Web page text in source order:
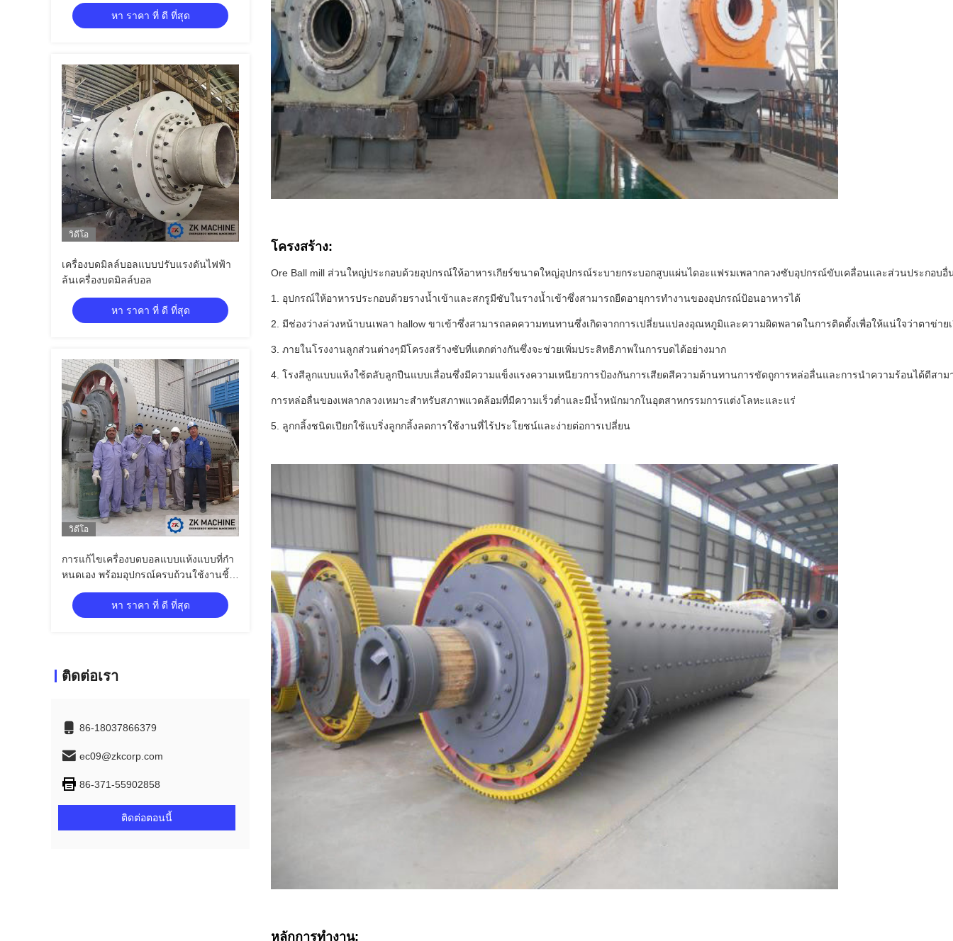
หา ราคา ที่ ดี ที่สุด
วิดีโอ
เครื่องบดมิลล์บอลแบบปรับแรงดันไฟฟ้า
ล้นเครื่องบดมิลล์บอล
หา ราคา ที่ ดี ที่สุด
วิดีโอ
การแก้ไขเครื่องบดบอลแบบแห้งแบบที่กํา
หนดเอง พร้อมอุปกรณ์ครบถ้วนใช้งานชิ้น
ส่วนสํารอง
หา ราคา ที่ ดี ที่สุด
ติดต่อเรา
86-18037866379
ec09@zkcorp.com
86-371-55902858
ติดต่อตอนนี้
โครงสร้าง:
Ore Ball mill ส่วนใหญ่ประกอบด้วยอุปกรณ์ให้อาหารเกียร์ขนาดใหญ่อุปกรณ์ระบายกระบอกสูบแผ่นไดอะแฟรมเพลากลวงซับอุปกรณ์ขับเคลื่อนและส่วนประกอบอื่
1. อุปกรณ์ให้อาหารประกอบด้วยรางน้ำเข้าและสกรูมีซับในรางน้ำเข้าซึ่งสามารถยืดอายุการทำงานของอุปกรณ์ป้อนอาหารได้
2. มีช่องว่างล่วงหน้าบนเพลา hallow ขาเข้าซึ่งสามารถลดความทนทานซึ่งเกิดจากการเปลี่ยนแปลงอุณหภูมิและความผิดพลาดในการติดตั้งเพื่อให้แน่ใจว่าตาข่าย
3. ภายในโรงงานลูกส่วนต่างๆมีโครงสร้างซับที่แตกต่างกันซึ่งจะช่วยเพิ่มประสิทธิภาพในการบดได้อย่างมาก
4. โรงสีลูกแบบแห้งใช้ตลับลูกปืนแบบเลื่อนซึ่งมีความแข็งแรงความเหนียวการป้องกันการเสียดสีความต้านทานการขัดถูการหล่อลื่นและการนำความร้อนได้ดีสาม
การหล่อลื่นของเพลากลวงเหมาะสำหรับสภาพแวดล้อมที่มีความเร็วต่ำและมีน้ำหนักมากในอุตสาหกรรมการแต่งโลหะและแร่
5. ลูกกลิ้งชนิดเปียกใช้แบริ่งลูกกลิ้งลดการใช้งานที่ไร้ประโยชน์และง่ายต่อการเปลี่ยน
หลักการทำงาน: